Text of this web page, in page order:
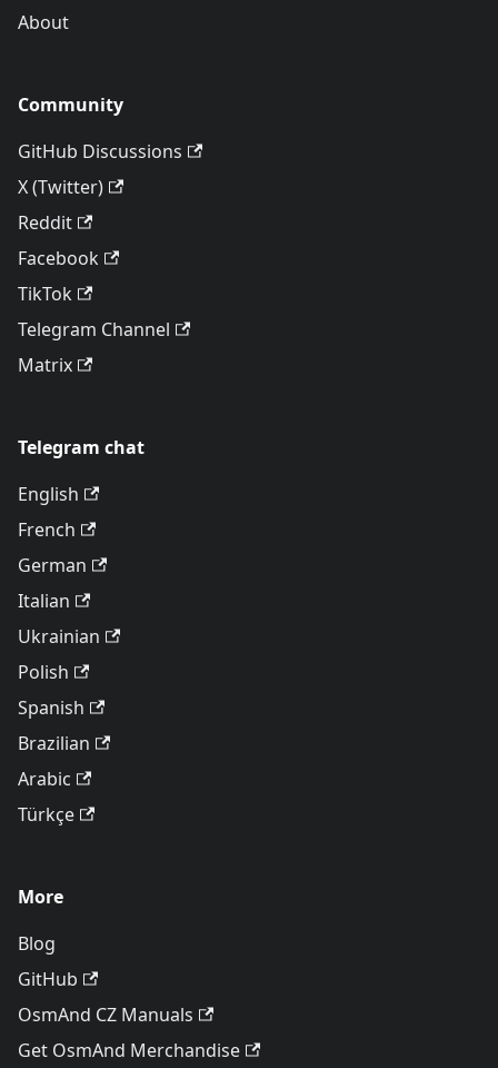
About
Community
GitHub Discussions
X (Twitter)
Reddit
Facebook
TikTok
Telegram Channel
Matrix
Telegram chat
English
French
German
Italian
Ukrainian
Polish
Spanish
Brazilian
Arabic
Türkçe
More
Blog
GitHub
OsmAnd CZ Manuals
Get OsmAnd Merchandise